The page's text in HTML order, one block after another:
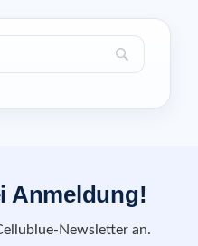
Anmeldung!
Newsletter an.